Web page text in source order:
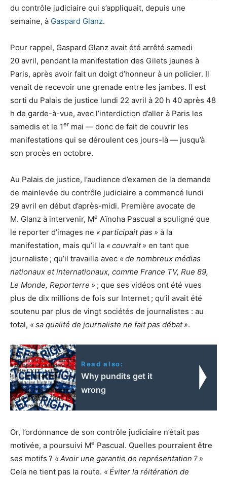
du contrôle judiciaire qui s’appliquait, depuis une
semaine, à Gaspard Glanz.
Pour rappel, Gaspard Glanz avait été arrêté samedi
20 avril, pendant la manifestation des Gilets jaunes à
Paris, après avoir fait un doigt d’honneur à un policier. Il
venait de recevoir une grenade entre les jambes. Il est
sorti du Palais de justice lundi 22 avril à 20 h 40 après 48
h de garde-à-vue, avec l’interdiction d’aller à Paris les
samedis et le 1er mai — donc de fait de couvrir les
manifestations qui se déroulent ces jours-là — jusqu’à
son procès en octobre.
Au Palais de justice, l’audience d’examen de la demande
de mainlevée du contrôle judiciaire a commencé lundi
29 avril en début d’après-midi. Première avocate de
M. Glanz à intervenir, Me Aïnoha Pascual a souligné que
le reporter d’images ne «participait pas » à la
manifestation, mais qu’il la «couvrait» en tant que
journaliste ; qu’il travaille avec «de nombreux médias
nationaux et internationaux, comme France TV, Rue 89,
Le Monde, Reporterre » ; que ses vidéos ont été vues
plus de dix millions de fois sur Internet ; qu’il avait été
soutenu par plus de vingt sociétés de journalistes : au
total, «sa qualité de journaliste ne fait pas débat».
Read also:
Why pundits get it
wrong
Or, l’ordonnance de son contrôle judiciaire n’était pas
motivée, a poursuivi Me Pascual. Quelles pourraient être
ses motifs ? «Avoir une garantie de représentation ?»
Cela ne tient pas la route. «Éviter la réitération de